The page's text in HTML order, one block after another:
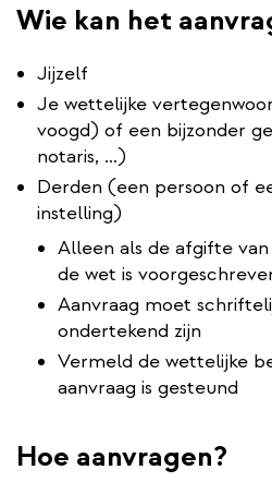
Wie kan het
Jijzelf
Je wettelijke
voogd) of een bijzonder
notaris, …)
Derden (een persoon of
instelling)
Alleen als de afgifte
de wet is
Aanvraag moet
ondertekend zijn
Vermeld de wettelijke
aanvraag is gesteund
Hoe aanvragen?